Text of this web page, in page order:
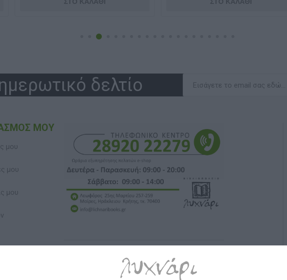
δελτίο
ΜΟΥ
μου
μου
μου